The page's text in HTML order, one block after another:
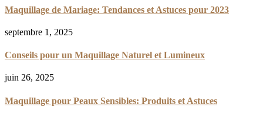
Maquillage de Mariage: Tendances et Astuces pour 2023
septembre 1, 2025
Conseils pour un Maquillage Naturel et Lumineux
juin 26, 2025
Maquillage pour Peaux Sensibles: Produits et Astuces